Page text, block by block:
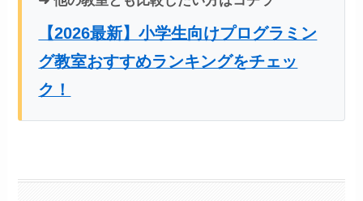
【2026最新】小学生向けプログラミン
グ教室おすすめランキングをチェッ
ク！